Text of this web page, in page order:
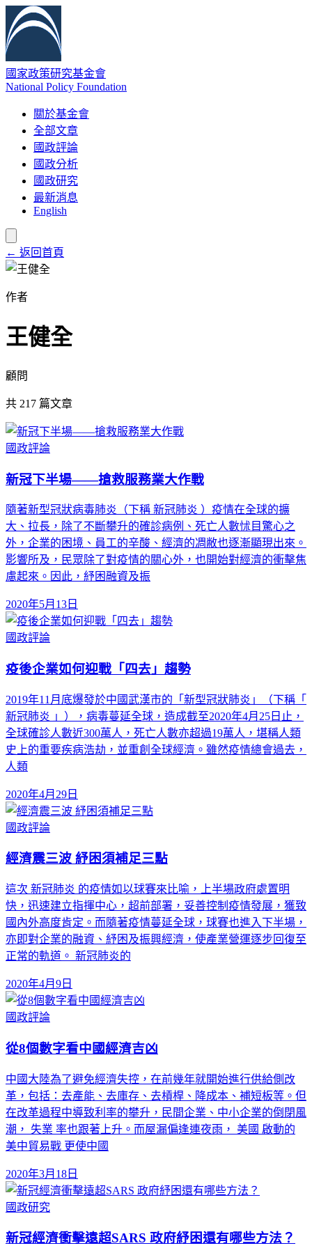
國家政策研究基金會
National Policy Foundation
關於基金會
全部文章
國政評論
國政分析
國政研究
最新消息
English
← 返回首頁
作者
王健全
顧問
共 217 篇文章
國政評論
新冠下半場——搶救服務業大作戰
隨著新型冠狀病毒肺炎（下稱 新冠肺炎 ）疫情在全球的擴
大、拉長，除了不斷攀升的確診病例、死亡人數怵目驚心之
外，企業的困境、員工的辛酸、經濟的凋敝也逐漸顯現出來。
影響所及，民眾除了對疫情的關心外，也開始對經濟的衝擊焦
慮起來。因此，紓困融資及振
2020年5月13日
國政評論
疫後企業如何迎戰「四去」趨勢
2019年11月底爆發於中國武漢市的「新型冠狀肺炎」（下稱「
新冠肺炎 」），病毒蔓延全球，造成截至2020年4月25日止，
全球確診人數近300萬人，死亡人數亦超過19萬人，堪稱人類
史上的重要疾病浩劫，並重創全球經濟。雖然疫情總會過去，
人類
2020年4月29日
國政評論
經濟震三波 紓困須補足三點
這次 新冠肺炎 的疫情如以球賽來比喻，上半場政府處置明
快，迅速建立指揮中心，超前部署，妥善控制疫情發展，獲致
國內外高度肯定。而隨著疫情蔓延全球，球賽也進入下半場，
亦即對企業的融資、紓困及振興經濟，使產業營運逐步回復至
正常的軌道。 新冠肺炎的
2020年4月9日
國政評論
從8個數字看中國經濟吉凶
中國大陸為了避免經濟失控，在前幾年就開始進行供給側改
革，包括：去產能、去庫存、去槓桿、降成本、補短板等。但
在改革過程中導致利率的攀升，民間企業、中小企業的倒閉風
潮， 失業 率也跟著上升。而屋漏偏逢連夜雨， 美國 啟動的
美中貿易戰 更使中國
2020年3月18日
國政研究
新冠經濟衝擊遠超SARS 政府紓困還有哪些方法？